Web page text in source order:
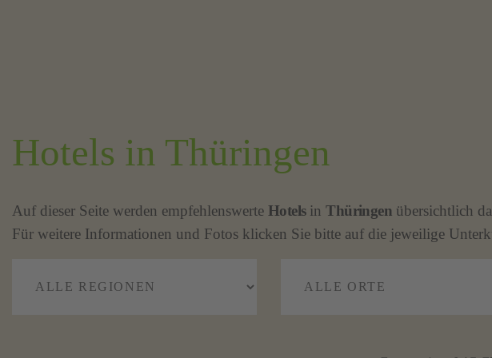
Hotels in Thüringen
Auf dieser Seite werden empfehlenswerte HotelsinThüringen übersichtlich
Für weitere Informationen und Fotos klicken Sie bitte auf die jeweilige